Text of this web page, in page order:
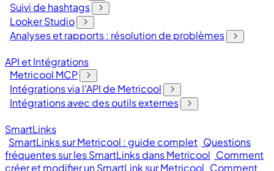
Suivi de hashtags
Looker Studio
Analyses et rapports : résolution de problèmes
API et Intégrations
Metricool MCP
Intégrations via l'API de Metricool
Intégrations avec des outils externes
SmartLinks
SmartLinks sur Metricool : guide complet Questions
fréquentes sur les SmartLinks dans Metricool Comment
créer et modifier un SmartLink sur Metricool Comment